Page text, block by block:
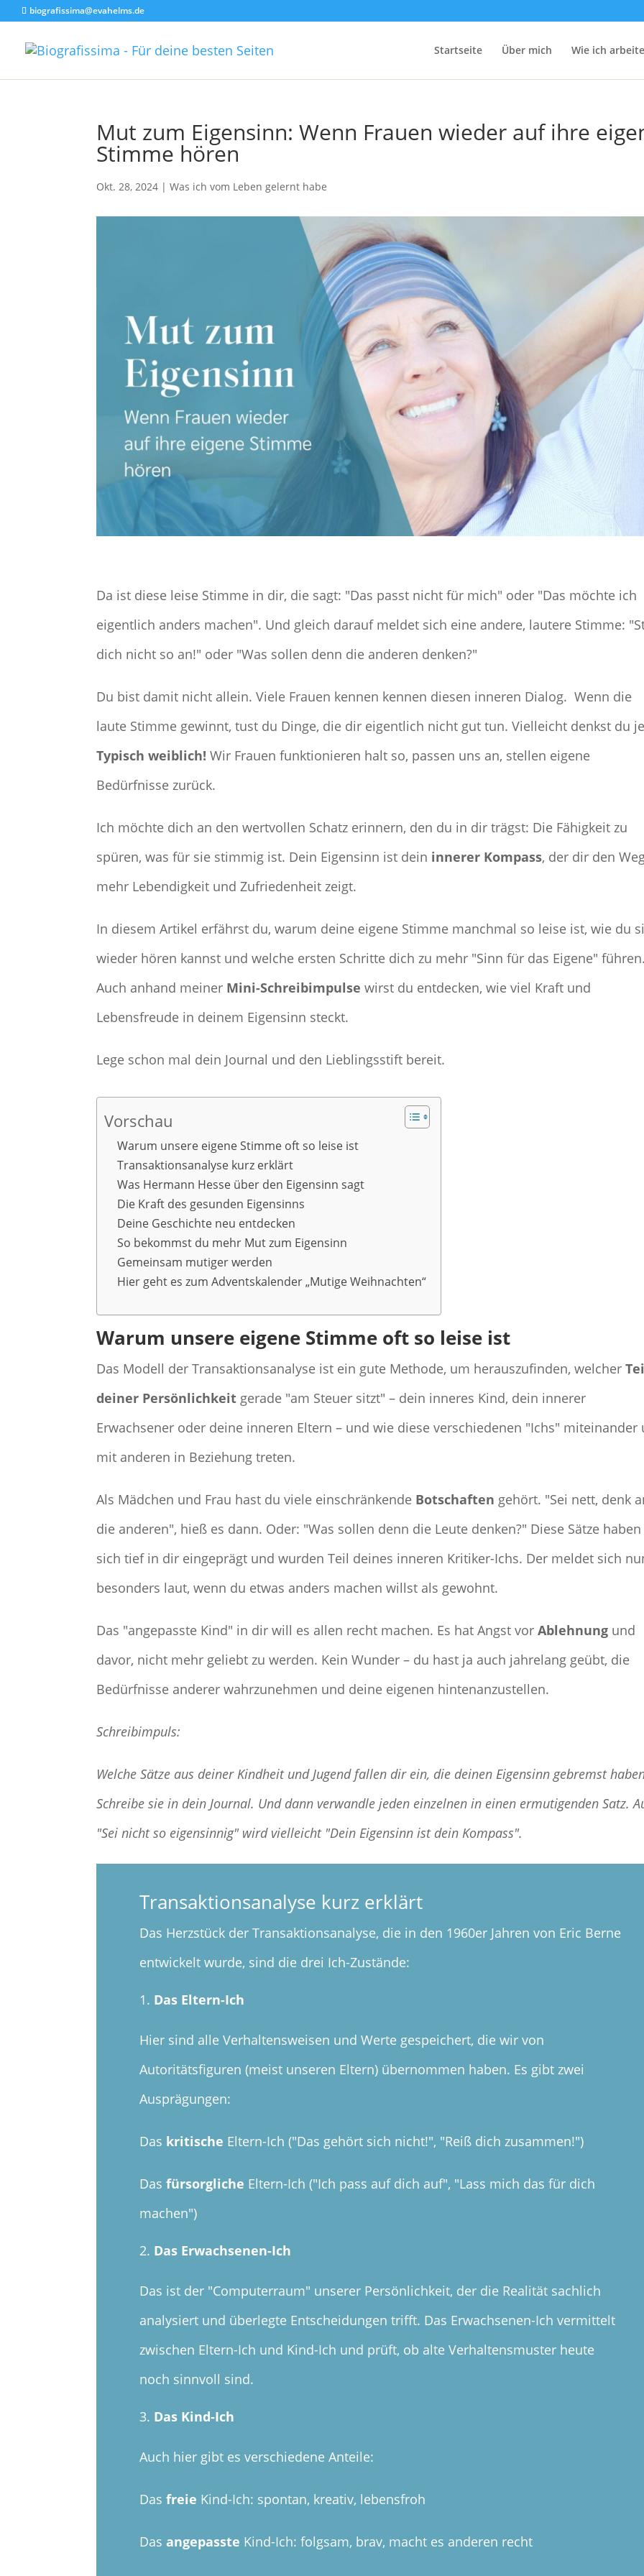
biografissima@evahelms.de
Startseite Über mich Wie ich arbeite
Mut zum Eigensinn: Wenn Frauen wieder auf ihre
Stimme hören
Okt. 28, 2024 |Was ich vom Leben gelernt habe
Da ist diese leise Stimme in dir, die sagt: "Das passt nicht für mich" oder "Das möchte ich
eigentlich anders machen". Und gleich darauf meldet sich eine andere, lautere Stimme:
dich nicht so an!" oder "Was sollen denn die anderen denken?"
Du bist damit nicht allein. Viele Frauen kennen kennen diesen inneren Dialog. Wenn die
laute Stimme gewinnt, tust du Dinge, die dir eigentlich nicht gut tun. Vielleicht denkst du
Typisch weiblich! Wir Frauen funktionieren halt so, passen uns an, stellen eigene
Bedürfnisse zurück.
Ich möchte dich an den wertvollen Schatz erinnern, den du in dir trägst: Die Fähigkeit zu
spüren, was für sie stimmig ist. Dein Eigensinn ist dein innerer Kompass, der dir den
mehr Lebendigkeit und Zufriedenheit zeigt.
In diesem Artikel erfährst du, warum deine eigene Stimme manchmal so leise ist, wie du
wieder hören kannst und welche ersten Schritte dich zu mehr "Sinn für das Eigene" führen.
Auch anhand meiner Mini-Schreibimpulse wirst du entdecken, wie viel Kraft und
Lebensfreude in deinem Eigensinn steckt.
Lege schon mal dein Journal und den Lieblingsstift bereit.
Vorschau
Warum unsere eigene Stimme oft so leise ist
Transaktionsanalyse kurz erklärt
Was Hermann Hesse über den Eigensinn sagt
Die Kraft des gesunden Eigensinns
Deine Geschichte neu entdecken
So bekommst du mehr Mut zum Eigensinn
Gemeinsam mutiger werden
Hier geht es zum Adventskalender „Mutige Weihnachten“
Warum unsere eigene Stimme oft so leise ist
Das Modell der Transaktionsanalyse ist ein gute Methode, um herauszufinden, welcher
deiner Persönlichkeit gerade "am Steuer sitzt" – dein inneres Kind, dein innerer
Erwachsener oder deine inneren Eltern – und wie diese verschiedenen "Ichs" miteinander
mit anderen in Beziehung treten.
Als Mädchen und Frau hast du viele einschränkende Botschaften gehört. "Sei nett, denk
die anderen", hieß es dann. Oder: "Was sollen denn die Leute denken?" Diese Sätze haben
sich tief in dir eingeprägt und wurden Teil deines inneren Kritiker-Ichs. Der meldet sich
besonders laut, wenn du etwas anders machen willst als gewohnt.
Das "angepasste Kind" in dir will es allen recht machen. Es hat Angst vorAblehnung und
davor, nicht mehr geliebt zu werden. Kein Wunder – du hast ja auch jahrelang geübt, die
Bedürfnisse anderer wahrzunehmen und deine eigenen hintenanzustellen.
Schreibimpuls:
Welche Sätze aus deiner Kindheit und Jugend fallen dir ein, die deinen Eigensinn gebremst
Schreibe sie in dein Journal. Und dann verwandle jeden einzelnen in einen ermutigenden Satz.
"Sei nicht so eigensinnig" wird vielleicht "Dein Eigensinn ist dein Kompass".
Transaktionsanalyse kurz erklärt
Das Herzstück der Transaktionsanalyse, die in den 1960er Jahren von Eric Berne
entwickelt wurde, sind die drei Ich-Zustände:
Das Eltern-Ich
Hier sind alle Verhaltensweisen und Werte gespeichert, die wir von
Autoritätsfiguren (meist unseren Eltern) übernommen haben. Es gibt zwei
Ausprägungen:
Das kritische Eltern-Ich ("Das gehört sich nicht!", "Reiß dich zusammen!")
Dasfürsorgliche Eltern-Ich ("Ich pass auf dich auf", "Lass mich das für dich
machen")
Das Erwachsenen-Ich
Das ist der "Computerraum" unserer Persönlichkeit, der die Realität sachlich
analysiert und überlegte Entscheidungen trifft. Das Erwachsenen-Ich vermittelt
zwischen Eltern-Ich und Kind-Ich und prüft, ob alte Verhaltensmuster heute
noch sinnvoll sind.
Das Kind-Ich
Auch hier gibt es verschiedene Anteile:
Dasfreie Kind-Ich: spontan, kreativ, lebensfroh
Dasangepasste Kind-Ich: folgsam, brav, macht es anderen recht